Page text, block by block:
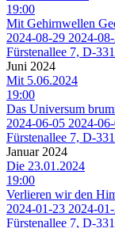
19:00
Mit Gehirnwellen
2024-08-29 2024-
Fürstenallee 7, D-
Juni 2024
Mit 5.06.2024
19:00
Das Universum
2024-06-05 2024-
Fürstenallee 7, D-
Januar 2024
Die 23.01.2024
19:00
Verlieren wir den
2024-01-23 2024-
Fürstenallee 7, D-